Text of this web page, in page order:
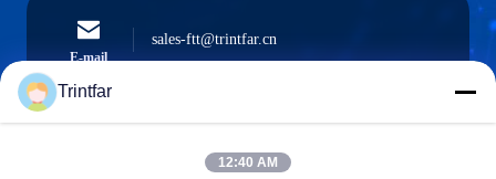
E-mail
sales-ftt@trintfar.cn
0086- 15216883036
Trintfar
12:40 AM